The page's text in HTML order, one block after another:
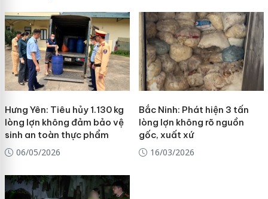
Hưng Yên: Tiêu hủy 1.130 kg
lòng lợn không đảm bảo vệ
sinh an toàn thực phẩm
06/05/2026
Bắc Ninh: Phát hiện 3 tấn
lòng lợn không rõ nguồn
gốc, xuất xứ
16/03/2026